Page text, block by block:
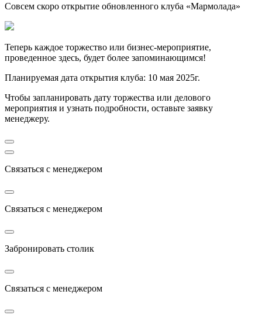
Совсем скоро открытие обновленного клуба «Мармолада»
Теперь каждое торжество или бизнес-мероприятие,
проведенное здесь, будет более запоминающимся!
Планируемая дата открытия клуба: 10 мая 2025г.
Чтобы запланировать дату торжества или делового
мероприятия и узнать подробности, оставьте заявку
менеджеру.
Связаться с менеджером
Связаться с менеджером
Забронировать столик
Связаться с менеджером